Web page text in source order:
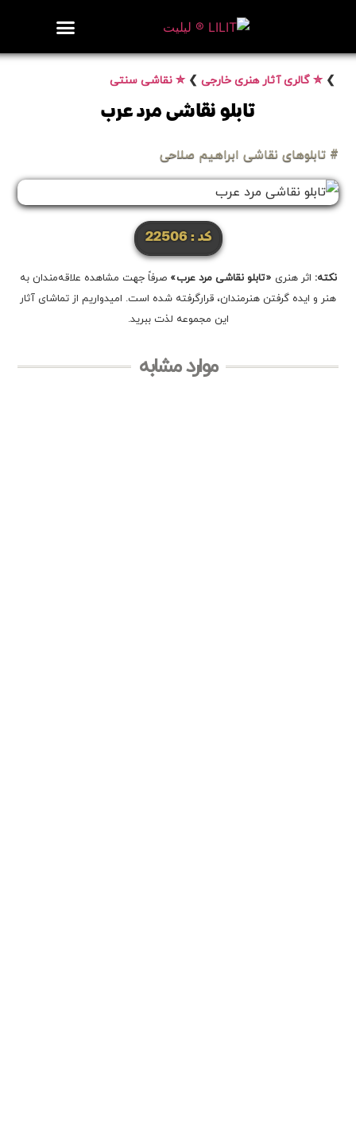
❯ ✮ گالری آثار هنری خارجی ❯ ✮ نقاشی سنتی
تابلو نقاشی مرد عرب
# تابلوهای نقاشی ابراهیم صلاحی
کد: 22506
نکته: اثر هنری «تابلو نقاشی مرد عرب» صرفاً جهت مشاهده علاقه‌مندان به
هنر و ایده گرفتن هنرمندان، قرارگرفته شده است. امیدواریم از تماشای آثار
این مجموعه لذت ببرید.
موارد مشابه